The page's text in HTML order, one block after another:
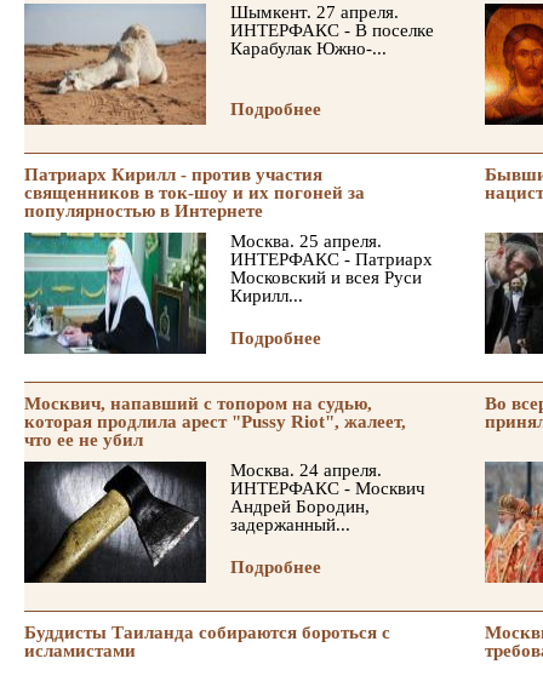
Шымкент. 27 апреля.
ИНТЕРФАКС - В поселке
Карабулак Южно-...
Подробнее
Патриарх Кирилл - против участия
священников в ток-шоу и их погоней за
популярностью в Интернете
Москва. 25 апреля.
ИНТЕРФАКС - Патриарх
Московский и всея Руси
Кирилл...
Подробнее
нацист
Москвич, напавший с топором на судью,
которая продлила арест "Pussy Riot", жалеет,
что ее не убил
Москва. 24 апреля.
ИНТЕРФАКС - Москвич
Андрей Бородин,
задержанный...
Подробнее
Во
Буддисты Таиланда собираются бороться с
исламистами